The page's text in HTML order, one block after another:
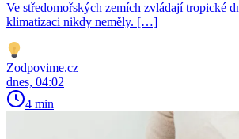
Ve středomořských zemích zvládají tropické
klimatizaci nikdy neměly. […]
Zodpovime.cz
dnes, 04:02
4 min